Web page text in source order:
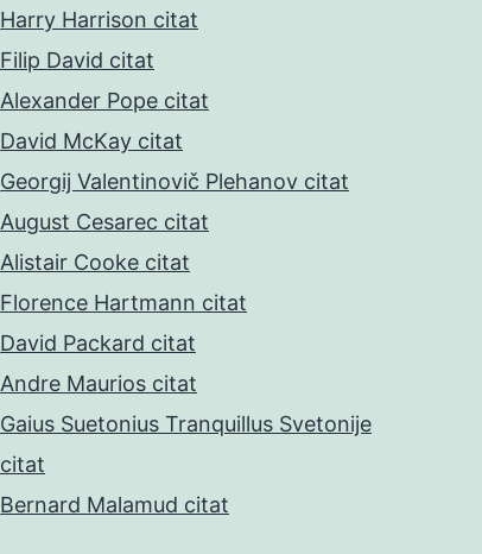
Harry Harrison citat
Filip David citat
Alexander Pope citat
David McKay citat
Georgij Valentinovič Plehanov citat
August Cesarec citat
Alistair Cooke citat
Florence Hartmann citat
David Packard citat
Andre Maurios citat
Gaius Suetonius Tranquillus Svetonije
citat
Bernard Malamud citat